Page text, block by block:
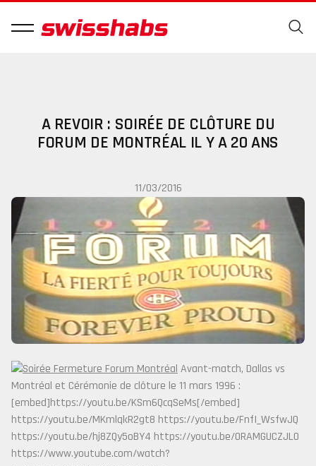
A REVOIR : SOIRÉE DE CLÔTURE DU
FORUM DE MONTRÉAL IL Y A 20 ANS
11/03/2016
Avant-match, Dallas vs
Montréal et Cérémonie de clôture le 11 mars 1996 :
[embed]https://youtu.be/KSm6QcqSeMs[/embed]
https://youtu.be/MKmlqkR2gt8 https://youtu.be/FnfI_WsfwJQ
https://youtu.be/hj8ZQy5oBY4 https://youtu.be/0RAMGUCZJL0
https://www.youtube.com/watch?